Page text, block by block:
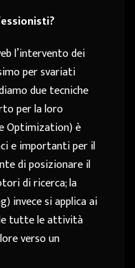
l’intervento dei
per svariati
due tecniche
per la loro
Optimization) è
e importanti per il
di posizionare il
di ricerca; la
invece si applica ai
tutte le attività
verso un